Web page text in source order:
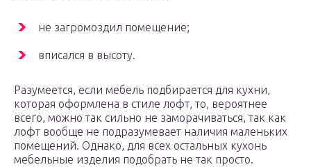
не загромоздил помещение;
вписался в высоту.
Разумеется, если мебель подбирается для кухни,
которая оформлена в стиле лофт, то, вероятнее
всего, можно так сильно не заморачиваться, так как
лофт вообще не подразумевает наличия маленьких
помещений. Однако, для всех остальных кухонь
мебельные изделия подобрать не так просто.